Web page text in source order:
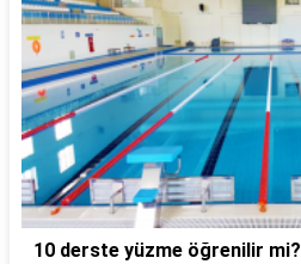
10 derste yüzme öğrenilir mi?